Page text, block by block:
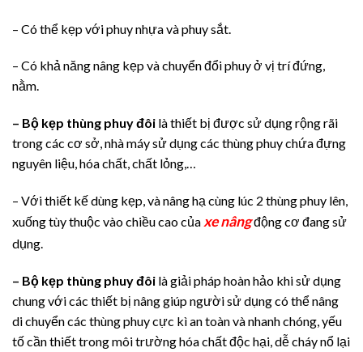
– Có thể kẹp với phuy nhựa và phuy sắt.
– Có khả năng nâng kẹp và chuyển đổi phuy ở vị trí đứng,
nằm.
– Bộ kẹp thùng phuy đôi là thiết bị được sử dụng rộng rãi
trong các cơ sở, nhà máy sử dụng các thùng phuy chứa đựng
nguyên liệu, hóa chất, chất lỏng,…
– Với thiết kế dùng kẹp, và nâng hạ cùng lúc 2 thùng phuy lên,
xuống tùy thuộc vào chiều cao của xe nângđộng cơ đang sử
dụng.
– Bộ kẹp thùng phuy đôi là giải pháp hoàn hảo khi sử dụng
chung với các thiết bị nâng giúp người sử dụng có thể nâng
di chuyển các thùng phuy cực kì an toàn và nhanh chóng, yếu
tố cần thiết trong môi trường hóa chất độc hại, dễ cháy nổ lại